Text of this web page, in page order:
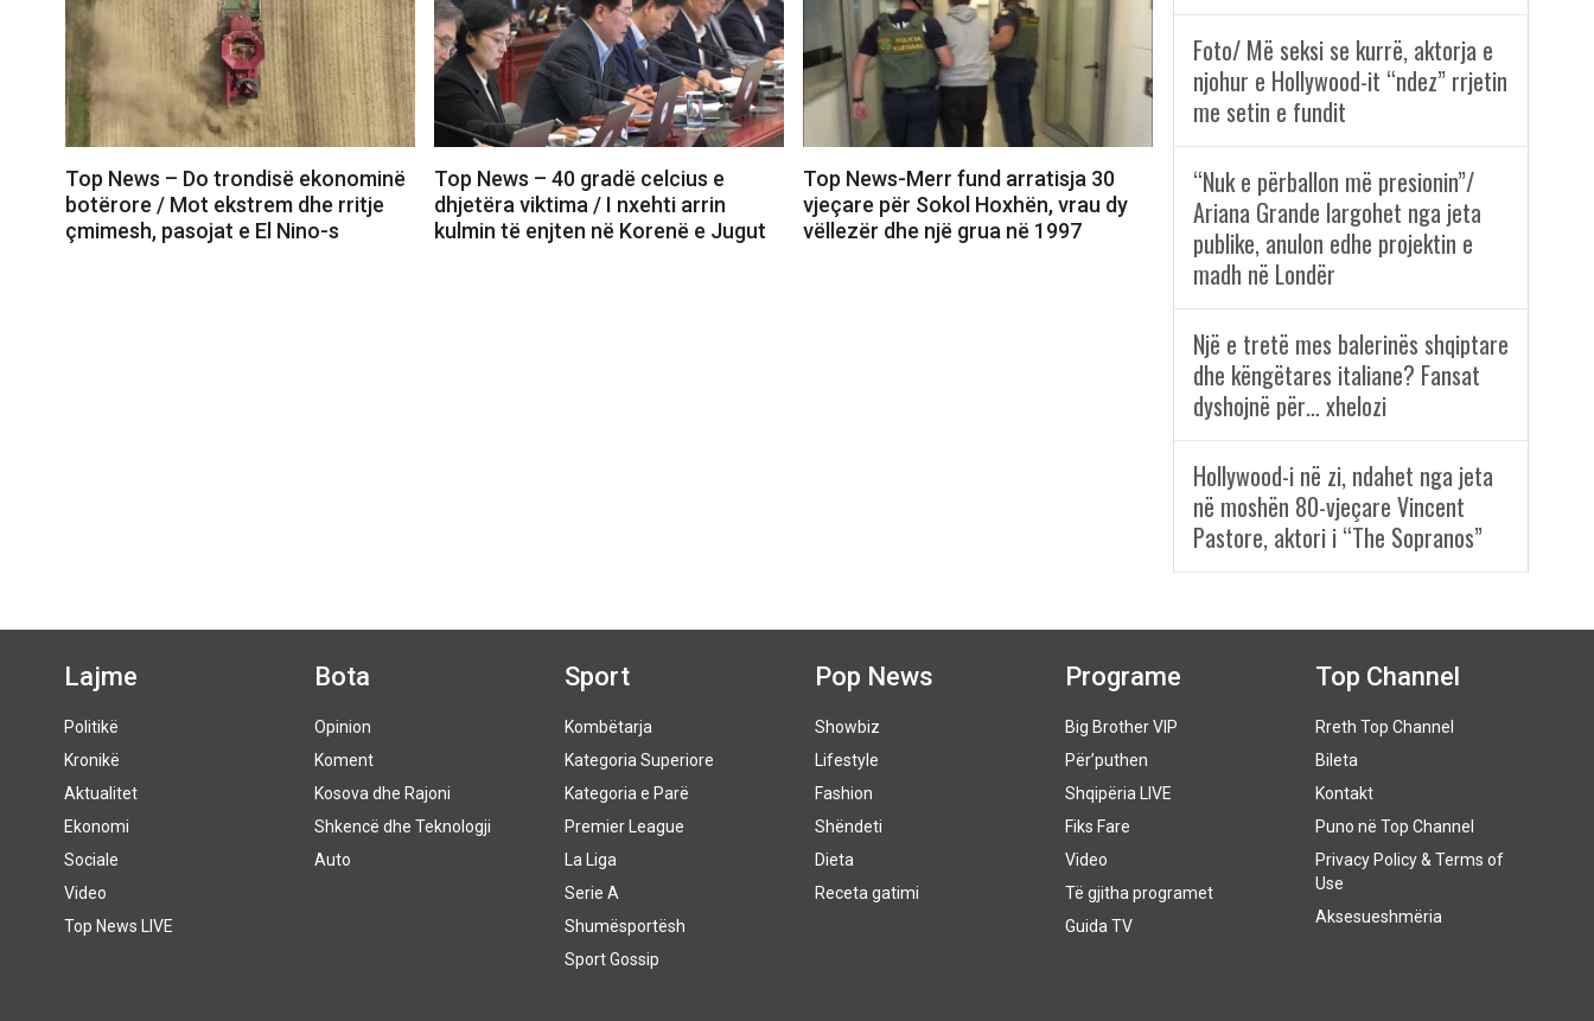
Top News – Do trondisë ekonominë
botërore / Mot ekstrem dhe rritje
çmimesh, pasojat e El Nino-s
Top News – 40 gradë celcius e
dhjetëra viktima / I nxehti arrin
kulmin të enjten në Korenë e Jugut
Top News-Merr fund arratisja 30
vjeçare për Sokol Hoxhën, vrau dy
vëllezër dhe një grua në 1997
Foto/ Më seksi se kurrë, aktorja e
njohur e Hollywood-it “ndez” rrjetin
me setin e fundit
“Nuk e përballon më presionin”/
Ariana Grande largohet nga jeta
publike, anulon edhe projektin e
madh në Londër
Një e tretë mes balerinës shqiptare
dhe këngëtares italiane? Fansat
dyshojnë për… xhelozi
Hollywood-i në zi, ndahet nga jeta
në moshën 80-vjeçare Vincent
Pastore, aktori i “The Sopranos”
Lajme
Politikë
Kronikë
Aktualitet
Ekonomi
Sociale
Video
Top News LIVE
Bota
Opinion
Koment
Kosova dhe Rajoni
Shkencë dhe Teknologji
Auto
Sport
Kombëtarja
Kategoria Superiore
Kategoria e Parë
Premier League
La Liga
Serie A
Shumësportësh
Sport Gossip
Pop News
Showbiz
Lifestyle
Fashion
Shëndeti
Dieta
Receta gatimi
Programe
Big Brother VIP
Për’puthen
Shqipëria LIVE
Fiks Fare
Video
Të gjitha programet
Guida TV
Top Channel
Rreth Top Channel
Bileta
Kontakt
Puno në Top Channel
Privacy Policy & Terms of
Use
Aksesueshmëria